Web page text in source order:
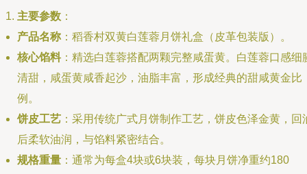
主要参数 ：
产品名称 ：稻香村双黄白莲蓉月饼礼盒（皮革包装版）。
核心馅料：精选白莲蓉搭配两颗完整咸蛋黄。白莲蓉口感细
清甜，咸蛋黄咸香起沙，油脂丰富，形成经典的甜咸黄金比
例。
饼皮工艺 ：采用传统广式月饼制作工艺，饼皮色泽金黄，回
后柔软油润，与馅料紧密结合。
规格重量 ：通常为每盒4块或6块装，每块月饼净重约180